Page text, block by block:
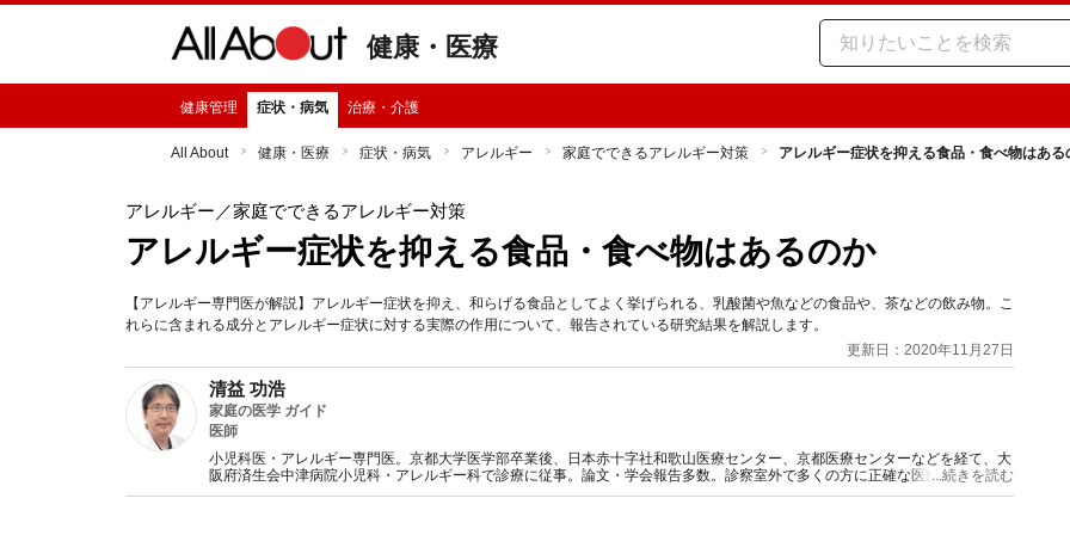
健康・医療
健康管理 症状・病気 治療・介護
All About 健康・医療 症状・病気 アレルギー 家庭でできるアレルギー対策 アレルギー症状を抑える食品・食べ物はある
アレルギー ／家庭でできるアレルギー対策
アレルギー症状を抑える食品・食べ物はあるのか
【アレルギー専門医が解説】アレルギー症状を抑え、和らげる食品としてよく挙げられる、乳酸菌や魚などの食品や、茶などの飲み物。こ
れらに含まれる成分とアレルギー症状に対する実際の作用について、報告されている研究結果を解説します。
更新日：2020年11月27日
清益 功浩
家庭の医学 ガイド
医師
小児科医・アレルギー専門医。京都大学医学部卒業後、日本赤十字社和歌山医療センター、京都医療センターなどを経て、大
阪府済生会中津病院小児科・アレルギー科で診療に従事。論文・学会報告多数。診察室外で多くの方に正確な医療情報を届け
たいと、インターネットやテレビ、書籍などでも数多くの情報発信を行っている。
...続きを読む